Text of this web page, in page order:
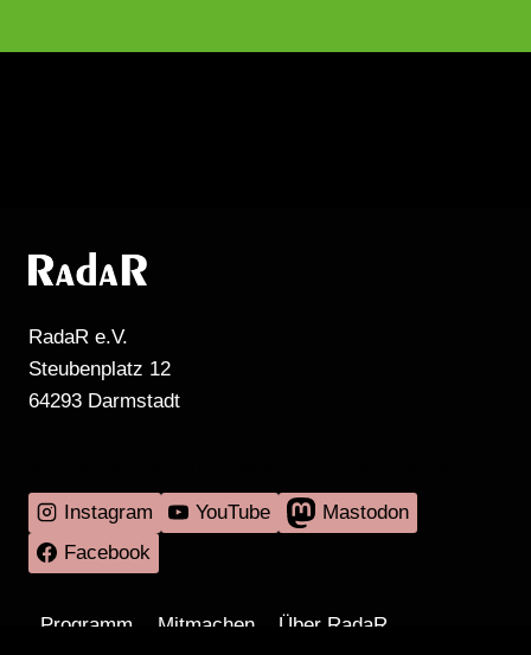
RadaR e.V.
Steubenplatz 12
64293 Darmstadt
Instagram YouTube
Mastodon
Facebook
Programm Mitmachen
Über RadaR